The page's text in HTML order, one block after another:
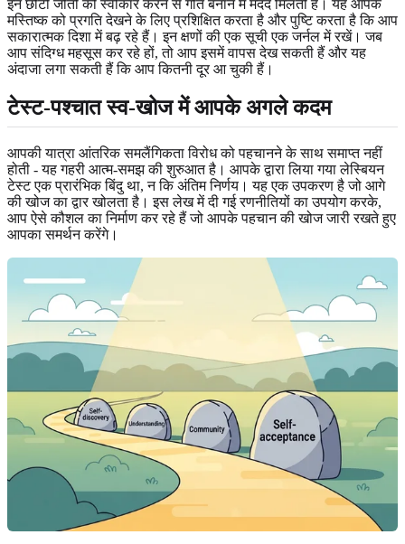
इन छोटी जीतों को स्वीकार करने से गति बनाने में मदद मिलती है। यह आपके
मस्तिष्क को प्रगति देखने के लिए प्रशिक्षित करता है और पुष्टि करता है कि आप
सकारात्मक दिशा में बढ़ रहे हैं। इन क्षणों की एक सूची एक जर्नल में रखें। जब
आप संदिग्ध महसूस कर रहे हों, तो आप इसमें वापस देख सकती हैं और यह
अंदाजा लगा सकती हैं कि आप कितनी दूर आ चुकी हैं।
टेस्ट-पश्चात स्व-खोज में आपके अगले कदम
आपकी यात्रा आंतरिक समलैंगिकता विरोध को पहचानने के साथ समाप्त नहीं
होती - यह गहरी आत्म-समझ की शुरुआत है। आपके द्वारा लिया गया लेस्बियन
टेस्ट एक प्रारंभिक बिंदु था, न कि अंतिम निर्णय। यह एक उपकरण है जो आगे
की खोज का द्वार खोलता है। इस लेख में दी गई रणनीतियों का उपयोग करके,
आप ऐसे कौशल का निर्माण कर रहे हैं जो आपके पहचान की खोज जारी रखते हुए
आपका समर्थन करेंगे।